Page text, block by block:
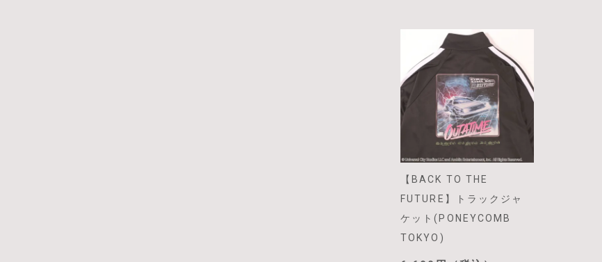
【BACK TO THE
FUTURE】トラックジャ
ケット(PONEYCOMB
TOKYO)